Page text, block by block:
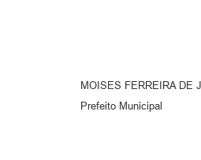
MOISES FERREIRA DE
Prefeito Municipal